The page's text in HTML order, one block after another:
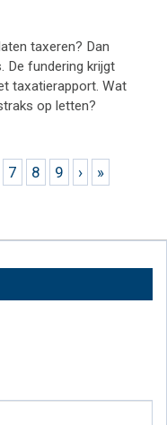
taxeren? Dan
De fundering krijgt
taxatierapport. Wat
op letten?
7 8 9 › »